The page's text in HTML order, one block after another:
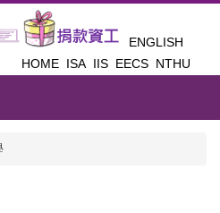
ENGLISH
HOME ISA IIS EECS NTHU